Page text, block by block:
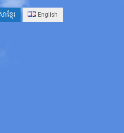
ខ្មែរ English